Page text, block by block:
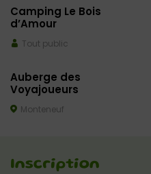
Camping Le Bois
d’Amour
Tout public
Auberge des
Voyajoueurs
Monteneuf
Inscription